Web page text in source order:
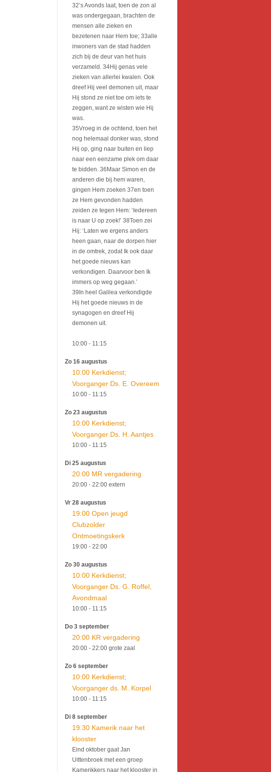
32’s Avonds laat, toen de zon al
was ondergegaan, brachten de
mensen alle zieken en
bezetenen naar Hem toe; 33alle
inwoners van de stad hadden
zich bij de deur van het huis
verzameld. 34Hij genas vele
zieken van allerlei kwalen. Ook
dreef Hij veel demonen uit, maar
Hij stond ze niet toe om iets te
zeggen, want ze wisten wie Hij
was.
35Vroeg in de ochtend, toen het
nog helemaal donker was, stond
Hij op, ging naar buiten en liep
naar een eenzame plek om daar
te bidden. 36Maar Simon en de
anderen die bij hem waren,
gingen Hem zoeken 37en toen
ze Hem gevonden hadden
zeiden ze tegen Hem: ‘Iedereen
is naar U op zoek!’ 38Toen zei
Hij: ‘Laten we ergens anders
heen gaan, naar de dorpen hier
in de omtrek, zodat Ik ook daar
het goede nieuws kan
verkondigen. Daarvoor ben Ik
immers op weg gegaan.’
39In heel Galilea verkondigde
Hij het goede nieuws in de
synagogen en dreef Hij
demonen uit.
10:00 - 11:15
Zo 16 augustus
10:00 Kerkdienst;
Voorganger Ds. E. Overeem
10:00 - 11:15
Zo 23 augustus
10:00 Kerkdienst;
Voorganger Ds. H. Aantjes
10:00 - 11:15
Di 25 augustus
20:00 MR vergadering
20:00 - 22:00extern
Vr 28 augustus
19:00 Open jeugd
Clubzolder
Ontmoetingskerk
19:00 - 22:00
Zo 30 augustus
10:00 Kerkdienst;
Voorganger Ds. G. Roffel,
Avondmaal
10:00 - 11:15
Do 3 september
20:00 KR vergadering
20:00 - 22:00grote zaal
Zo 6 september
10:00 Kerkdienst;
Voorganger ds. M. Korpel
10:00 - 11:15
Di 8 september
19:30 Kamerik naar het
klooster
Eind oktober gaat Jan
Uittenbroek met een groep
Kamerikkers naar het klooster in